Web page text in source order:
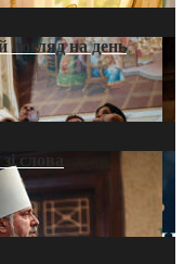
погляд на день
слова